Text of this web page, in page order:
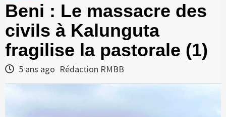
Beni : Le massacre des
civils à Kalunguta
fragilise la pastorale (1)
5 ans ago Rédaction RMBB